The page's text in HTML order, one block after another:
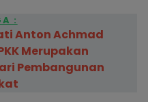
:
Anton Achmad
Merupakan
Pembangunan